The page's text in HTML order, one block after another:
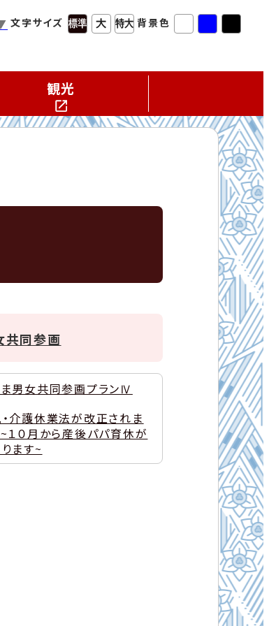
文字サイズ 背景色
観光
共同参画
男女共同参画プランⅣ
介護休業法が改正されま
１０月から産後パパ育休が
ます~